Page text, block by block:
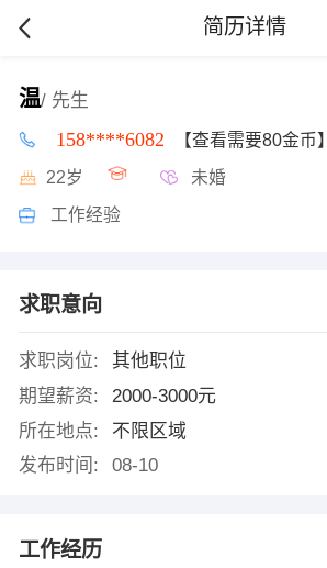
简历详情
温/ 先生
158****6082 【查看需要80金币】
22岁 未婚
工作经验
求职意向
求职岗位:
其他职位
期望薪资:
2000-3000元
所在地点:
不限区域
发布时间:
08-10
工作经历